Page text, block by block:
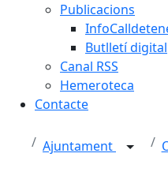
Publicacions
Butlletí digital
Canal RSS
Hemeroteca
Contacte
Ajuntament